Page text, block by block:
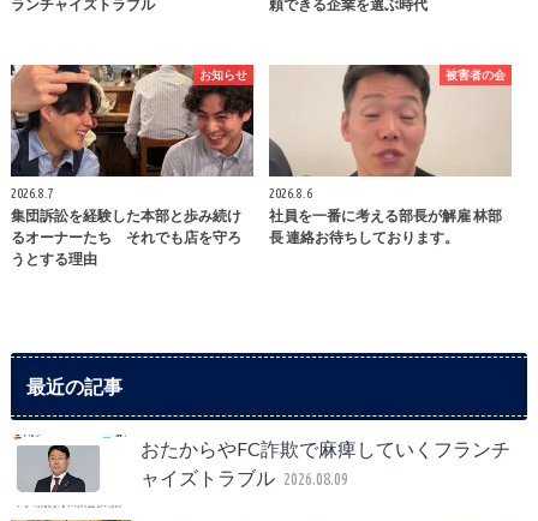
ランチャイズトラブル
頼できる企業を選ぶ時代
お知らせ
2026.8.7
集団訴訟を経験した本部と歩み続け
るオーナーたち それでも店を守ろ
うとする理由
被害者の会
2026.8.6
社員を一番に考える部長が解雇 林部
長 連絡お待ちしております。
最近の記事
おたからやFC詐欺で麻痺していくフランチ
ャイズトラブル 2026.08.09